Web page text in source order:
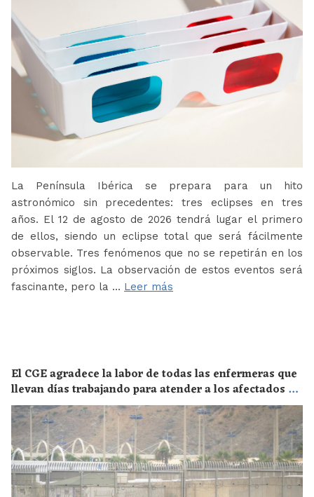
La Península Ibérica se prepara para un hito
astronómico sin precedentes: tres eclipses en tres
años. El 12 de agosto de 2026 tendrá lugar el primero
de ellos, siendo un eclipse total que será fácilmente
observable. Tres fenómenos que no se repetirán en los
próximos siglos. La observación de estos eventos será
fascinante, pero la … Leer más
El CGE agradece la labor de todas las enfermeras que
llevan días trabajando para atender a los afectados de
la crisis migratoria de Ceuta